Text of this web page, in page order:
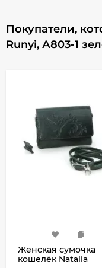
Покупатели,
Runyi, А803-1
Женская сумочка
кошелёк Natalia